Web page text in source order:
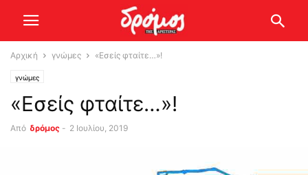
Αρχική γνώμες «Εσείς φταίτε…»!
γνώμες
«Εσείς φταίτε…»!
Από δρόμος - 2 Ιουλίου, 2019